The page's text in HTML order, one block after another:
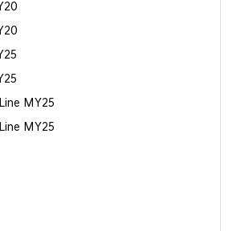
MY25
MY25